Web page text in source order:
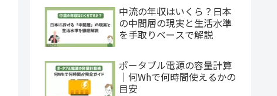
中流の年収はいくら？日本
の中間層の現実と生活水準
を手取りベースで解説
ポータブル電源の容量計算
｜何Whで何時間使えるかの
目安